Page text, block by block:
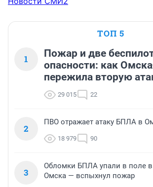
ТОП 5
1
Пожар и две
опасности: как
пережила вторую
29 015 22
2
ПВО отражает атаку БПЛА в
18 979 90
3
Обломки БПЛА упали в поле в
Омска — вспыхнул пожар